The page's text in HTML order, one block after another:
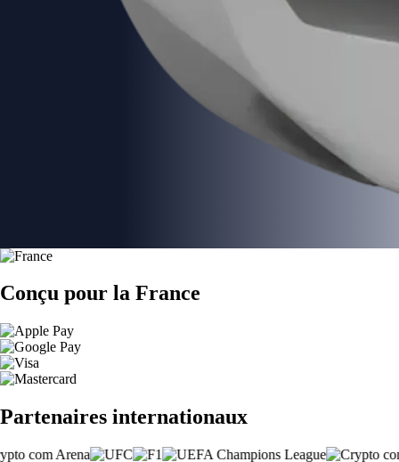
Conçu pour la France
Partenaires internationaux